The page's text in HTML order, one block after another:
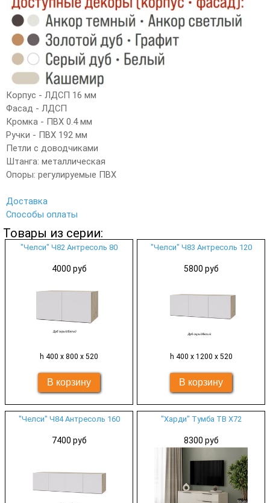
Корпус - ЛДСП 16 мм
Фасад - ЛДСП
Кромка - ПВХ 0.4 мм
Ручки - ПВХ 192 мм
Петли с доводчиками
Штанга: металлическая
Опоры: регулируемые ПВХ
Доставка
Способы оплаты
Товары из серии:
"Челси" Ч82 Антресоль 80
4000 руб
h 400 х 800 х 520
"Челси" Ч83 Антресоль 120
5800 руб
h 400 х 1200 х 520
"Челси" Ч84 Антресоль 160
7400 руб
"Харди" Тумба ТВ Х72
8300 руб